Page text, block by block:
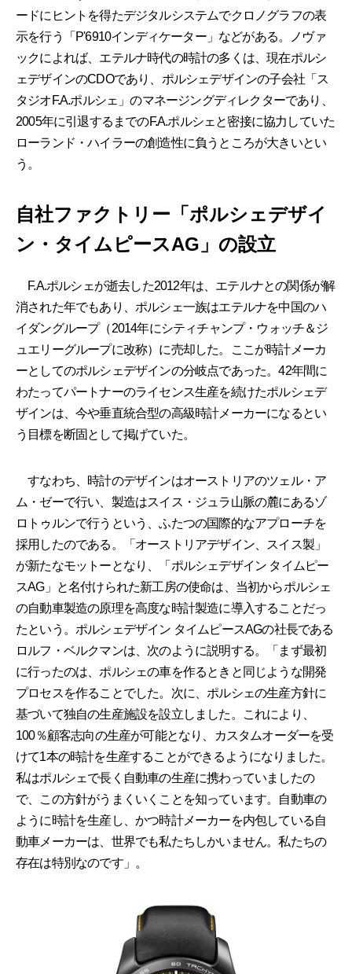
ードにヒントを得たデジタルシステムでクロノグラフの表
示を行う「P'6910インディケーター」などがある。ノヴァ
ックによれば、エテルナ時代の時計の多くは、現在ポルシ
ェデザインのCDOであり、ポルシェデザインの子会社「ス
タジオF.A.ポルシェ」のマネージングディレクターであり、
2005年に引退するまでのF.A.ポルシェと密接に協力していた
ローランド・ハイラーの創造性に負うところが大きいとい
う。
自社ファクトリー「ポルシェデザイ
ン・タイムピースAG」の設立
F.A.ポルシェが逝去した2012年は、エテルナとの関係が解
消された年でもあり、ポルシェ一族はエテルナを中国のハ
イダングループ（2014年にシティチャンプ・ウォッチ＆ジ
ュエリーグループに改称）に売却した。ここが時計メーカ
ーとしてのポルシェデザインの分岐点であった。42年間に
わたってパートナーのライセンス生産を続けたポルシェデ
ザインは、今や垂直統合型の高級時計メーカーになるとい
う目標を断固として掲げていた。
すなわち、時計のデザインはオーストリアのツェル・ア
ム・ゼーで行い、製造はスイス・ジュラ山脈の麓にあるゾ
ロトゥルンで行うという、ふたつの国際的なアプローチを
採用したのである。「オーストリアデザイン、スイス製」
が新たなモットーとなり、「ポルシェデザイン タイムピー
スAG」と名付けられた新工房の使命は、当初からポルシェ
の自動車製造の原理を高度な時計製造に導入することだっ
たという。ポルシェデザイン タイムピースAGの社長である
ロルフ・ベルクマンは、次のように説明する。「まず最初
に行ったのは、ポルシェの車を作るときと同じような開発
プロセスを作ることでした。次に、ポルシェの生産方針に
基づいて独自の生産施設を設立しました。これにより、
100％顧客志向の生産が可能となり、カスタムオーダーを受
けて1本の時計を生産することができるようになりました。
私はポルシェで長く自動車の生産に携わっていましたの
で、この方針がうまくいくことを知っています。自動車の
ように時計を生産し、かつ時計メーカーを内包している自
動車メーカーは、世界でも私たちしかいません。私たちの
存在は特別なのです」。